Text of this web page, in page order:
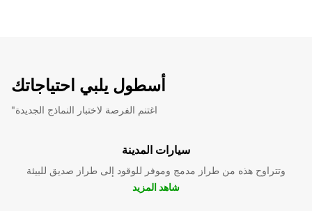
أسطول يلبي احتياجاتك
"اغتنم الفرصة لاختبار النماذج الجديدة
سيارات المدينة
وتتراوح هذه من طراز مدمج وموفر للوقود إلى طراز صديق للبيئة
شاهد المزيد